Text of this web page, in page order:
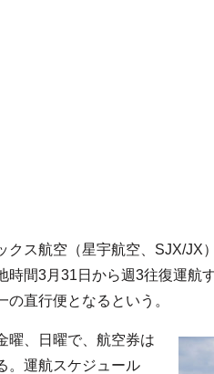
ス航空（星宇航空、SJX/JX
時間3月31日から週3往復運航
の直行便となるという。
、日曜で、航空券は
。運航スケジュール